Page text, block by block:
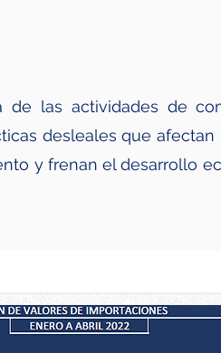
de las actividades de
desleales que
y frenan el desarrollo